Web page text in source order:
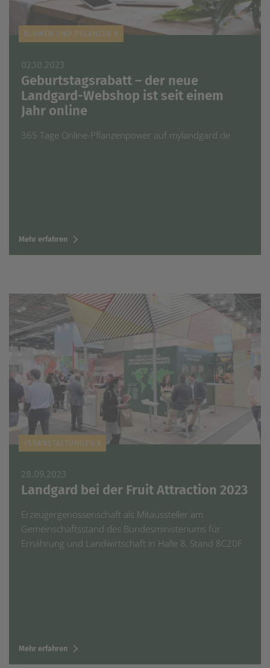
BLUMEN UND PFLANZEN #
02.10.2023
Geburtstagsrabatt – der neue
Landgard-Webshop ist seit einem
Jahr online
365 Tage Online-Pflanzenpower auf mylandgard.de
Mehr erfahren
VERANSTALTUNGEN #
28.09.2023
Landgard bei der Fruit Attraction 2023
Erzeugergenossenschaft als Mitaussteller am
Gemeinschaftsstand des Bundesministeriums für
Ernährung und Landwirtschaft in Halle 8, Stand 8C20F
Mehr erfahren